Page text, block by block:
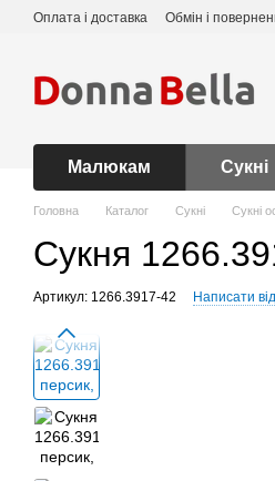
Перейти до основного контенту
Оплата і доставка Обмін і
Малюкам Сукні
Головна Каталог Сукні Сукні
Сукня
Артикул: 1266.3917-42 Написати